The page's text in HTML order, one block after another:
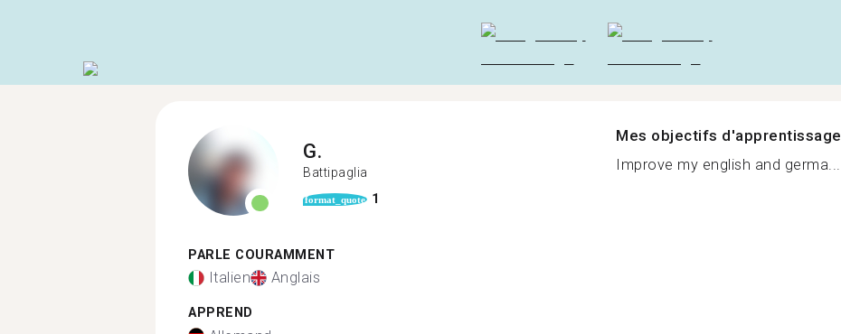
G.
Battipaglia
format_quote 1
PARLE COURAMMENT
Italien Anglais
APPREND
Mes objectifs d'apprentissage
Improve my english and germa...